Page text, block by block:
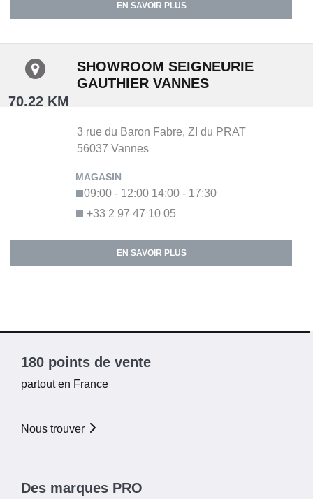
EN SAVOIR PLUS
70.22 KM
SHOWROOM SEIGNEURIE
GAUTHIER VANNES
3 rue du Baron Fabre, ZI du PRAT
56037 Vannes
+33 2 97 47 10 05
09:00 - 12:00 14:00 - 17:30
EN SAVOIR PLUS
180 points de vente
partout en France
Nous trouver
Des marques PRO